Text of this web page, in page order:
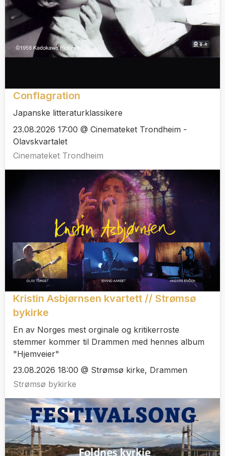
Conflagration
Japanske litteraturklassikere
23.08.2026 17:00 @ Cinemateket Trondheim -
Olavskvartalet
Cinemateket Trondheim
Kristin Asbjørnsen kvartett // Strømsø
bykirke
En av Norges mest orginale og kritikerroste
stemmer kommer til Drammen med hennes album
"Hjemveier"
23.08.2026 18:00 @ Strømsø kirke, Drammen
Strømsø bykirke